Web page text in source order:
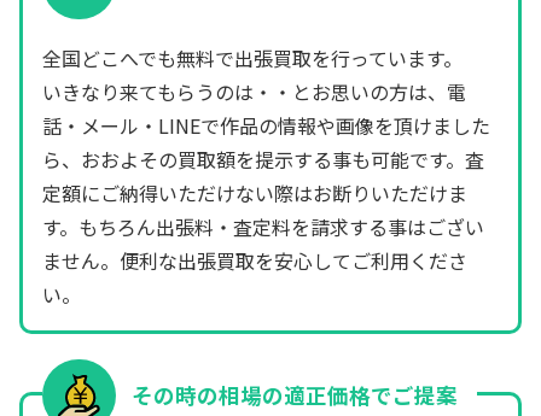
全国どこへでも無料で出張買取を行っています。
いきなり来てもらうのは・・とお思いの方は、電
話・メール・LINEで作品の情報や画像を頂けました
ら、おおよその買取額を提示する事も可能です。査
定額にご納得いただけない際はお断りいただけま
す。もちろん出張料・査定料を請求する事はござい
ません。便利な出張買取を安心してご利用くださ
い。
その時の相場の適正価格でご提案